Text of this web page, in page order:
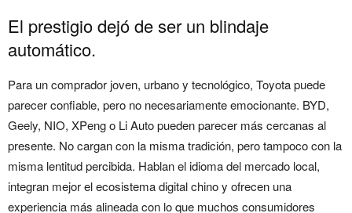
El prestigio dejó de ser un blindaje
automático.
Para un comprador joven, urbano y tecnológico, Toyota puede
parecer confiable, pero no necesariamente emocionante. BYD,
Geely, NIO, XPeng o Li Auto pueden parecer más cercanas al
presente. No cargan con la misma tradición, pero tampoco con la
misma lentitud percibida. Hablan el idioma del mercado local,
integran mejor el ecosistema digital chino y ofrecen una
experiencia más alineada con lo que muchos consumidores